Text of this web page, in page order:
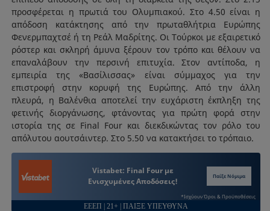
προσφέρεται η πρωτιά του Ολυμπιακού. Στο 4.50 είναι η
απόδοση κατάκτησης από την πρωταθλήτρια Ευρώπης
Φενερμπαχτσέ ή τη Ρεάλ Μαδρίτης. Οι Τούρκοι με εξαιρετικό
ρόστερ και σκληρή άμυνα ξέρουν τον τρόπο και θέλουν να
επαναλάβουν την περσινή επιτυχία. Στον αντίποδα, η
εμπειρία της «Βασίλισσας» είναι σύμμαχος για την
επιστροφή στην κορυφή της Ευρώπης. Από την άλλη
πλευρά, η Βαλένθια αποτελεί την ευχάριστη έκπληξη της
φετινής διοργάνωσης, φτάνοντας για πρώτη φορά στην
ιστορία της σε Final Four και διεκδικώντας τον ρόλο του
απόλυτου αουτσάιντερ. Στο 5.50 να κατακτήσει το τρόπαιο.
Vistabet: Final Four με
Ενισχυμένες Αποδόσεις!
Παίξε Νόμιμα
*Ισχύουν Όροι & Προϋποθέσεις
ΕΕΕΠ | 21+ | ΠΑΙΞΕ ΥΠΕΥΘΥΝΑ